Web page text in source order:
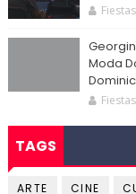
Moda
TAGS
ARTE CINE